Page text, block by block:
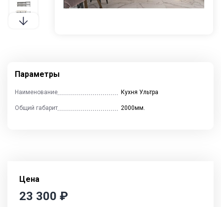
Параметры
Наименование Кухня Ультра
Общий габарит 2000мм.
Цена
23 300 ₽
Cпальни
Детские
Прихожие
Контакты